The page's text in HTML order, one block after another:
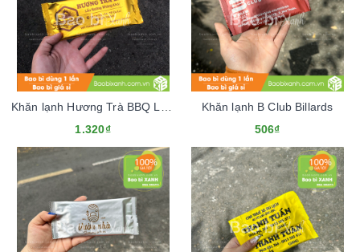
1.320₫
Khăn lạnh B Club Billards
506₫